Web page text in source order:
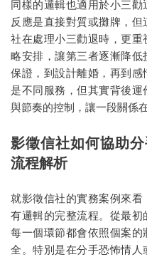
同樣的邏輯也適用於小三
反應是直接對質或攤牌，
社在處理小三勸退時，更
略安排，讓第三者逐漸降
保證，到設計離婚，再到
是不同服務，但其實背後
與節奏的控制，讓一段關係
影徵信社如何協助
流程解析
就影徵信社的實務案例來看
有邏輯的完整流程。從最初
每一個環節都會依照個案
全。特別是在分手恐怖情